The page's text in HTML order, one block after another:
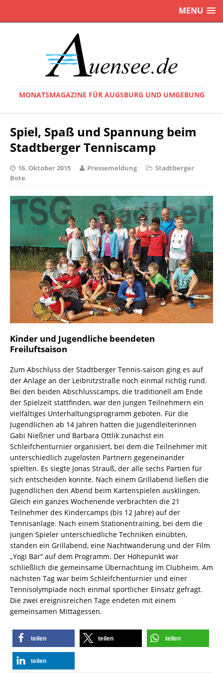
MENU
MONATSMAGAZINE FÜR AUGSBURG UND UMGEBUNG
Spiel, Spaß und Spannung beim
Stadtberger Tenniscamp
16. Oktober 2015 Pressemeldung
Stadtberger
Bote
Kinder und Jugendliche beendeten
Freiluftsaison
Zum Abschluss der Stadtberger Tennis-saison ging es auf
der Anlage an der Leibnitzstraße noch einmal richtig rund.
Bei den beiden Abschlusscamps, die traditionell am Ende
der Spielzeit stattfinden, war den jungen Teilnehmern ein
vielfältiges Unterhaltungsprogramm geboten. Für die
Jugendlichen ab 14 Jahren hatten die Jugendleiterinnen
Gabi Nießner und Barbara Ottlik zunächst ein
Schleifchenturnier organisiert, bei dem die Teilnehmer mit
unterschiedlich zugelosten Partnern gegeneinander
spielten. Es siegte Jonas Strauß, der alle sechs Partien für
sich entscheiden konnte. Nach einem Grillabend ließen die
Jugendlichen den Abend beim Kartenspielen ausklingen.
Gleich ein ganzes Wochenende verbrachten die 21
Teilnehmer des Kindercamps (bis 12 Jahre) auf der
Tennisanlage. Nach einem Stationentraining, bei dem die
jungen Spieler unterschiedliche Techniken einübten,
standen ein Grillabend, eine Nachtwanderung und der Film
„Yogi Bär“ auf dem Programm. Der Höhepunkt war
schließlich die gemeinsame Übernachtung im Clubheim. Am
nächsten Tag war beim Schleifchenturnier und einer
Tennisolympiade noch einmal sportlicher Einsatz gefragt.
Die zwei ereignisreichen Tage endeten mit einem
gemeinsamen Mittagessen.
teilen teilen teilen
teilen